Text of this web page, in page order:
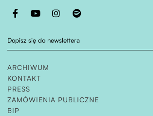
Otwiera stronę w nowej karcie
Otwiera stronę w nowej karcie
Otwiera stronę w nowej karcie
Otwiera stronę w nowej karcie
Dopisz się do newslettera
ARCHIWUM
KONTAKT
PRESS
ZAMÓWIENIA PUBLICZNE
BIP